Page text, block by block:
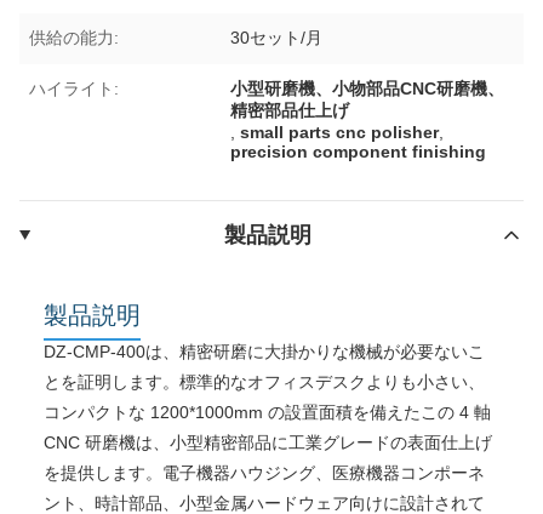
供給の能力: 30セット/月
ハイライト:
小型研磨機、小物部品CNC研磨機、
精​​密部品仕上げ
,small parts cnc polisher,
precision component finishing
製品説明
製品説明
DZ-CMP-400は、精密研磨に大掛かりな機械が必要ないこ
とを証明します。標準的なオフィスデスクよりも小さい、
コンパクトな 1200*1000mm の設置面積を備えたこの 4 軸
CNC 研磨機は、小型精密部品に工業グレードの表面仕上げ
を提供します。電子機器ハウジング、医療機器コンポーネ
ント、時計部品、小型金属ハードウェア向けに設計されて